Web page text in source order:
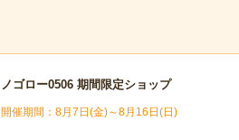
ノゴロー0506 期間限定ショップ
8月7日(金)～8月16日(日)